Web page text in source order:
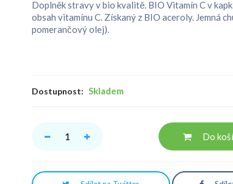
Doplněk stravy v bio kvalitě. BIO Vitamín C v
obsah vitamínu C. Získaný z BIO aceroly. Jemná
pomerančový olej).
Dostupnost: Skladem
Do